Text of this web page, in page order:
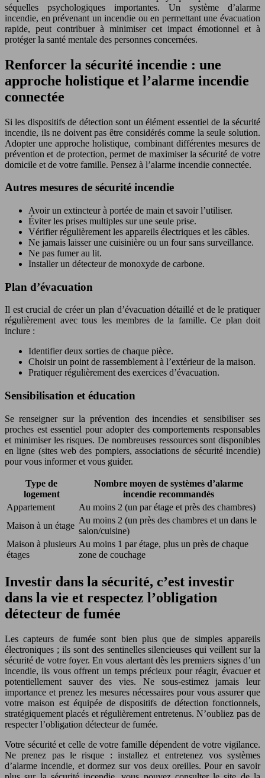
séquelles psychologiques importantes. Un système d’alarme
incendie, en prévenant un incendie ou en permettant une évacuation
rapide, peut contribuer à minimiser cet impact émotionnel et à
protéger la santé mentale des personnes concernées.
Renforcer la sécurité incendie : une
approche holistique et l’alarme incendie
connectée
Si les dispositifs de détection sont un élément essentiel de la sécurité
incendie, ils ne doivent pas être considérés comme la seule solution.
Adopter une approche holistique, combinant différentes mesures de
prévention et de protection, permet de maximiser la sécurité de votre
domicile et de votre famille. Pensez à l’alarme incendie connectée.
Autres mesures de sécurité incendie
Avoir un extincteur à portée de main et savoir l’utiliser.
Éviter les prises multiples sur une seule prise.
Vérifier régulièrement les appareils électriques et les câbles.
Ne jamais laisser une cuisinière ou un four sans surveillance.
Ne pas fumer au lit.
Installer un détecteur de monoxyde de carbone.
Plan d’évacuation
Il est crucial de créer un plan d’évacuation détaillé et de le pratiquer
régulièrement avec tous les membres de la famille. Ce plan doit
inclure :
Identifier deux sorties de chaque pièce.
Choisir un point de rassemblement à l’extérieur de la maison.
Pratiquer régulièrement des exercices d’évacuation.
Sensibilisation et éducation
Se renseigner sur la prévention des incendies et sensibiliser ses
proches est essentiel pour adopter des comportements responsables
et minimiser les risques. De nombreuses ressources sont disponibles
en ligne (sites web des pompiers, associations de sécurité incendie)
pour vous informer et vous guider.
Type de
logement
Nombre moyen de systèmes d’alarme
incendie recommandés
Appartement
Au moins 2 (un par étage et près des chambres)
Maison à un étage
Au moins 2 (un près des chambres et un dans le
salon/cuisine)
Maison à plusieurs
étages
Au moins 1 par étage, plus un près de chaque
zone de couchage
Investir dans la sécurité, c’est investir
dans la vie et respectez l’obligation
détecteur de fumée
Les capteurs de fumée sont bien plus que de simples appareils
électroniques ; ils sont des sentinelles silencieuses qui veillent sur la
sécurité de votre foyer. En vous alertant dès les premiers signes d’un
incendie, ils vous offrent un temps précieux pour réagir, évacuer et
potentiellement sauver des vies. Ne sous-estimez jamais leur
importance et prenez les mesures nécessaires pour vous assurer que
votre maison est équipée de dispositifs de détection fonctionnels,
stratégiquement placés et régulièrement entretenus. N’oubliez pas de
respecter l’obligation détecteur de fumée.
Votre sécurité et celle de votre famille dépendent de votre vigilance.
Ne prenez pas le risque : installez et entretenez vos systèmes
d’alarme incendie, et dormez sur vos deux oreilles. Pour en savoir